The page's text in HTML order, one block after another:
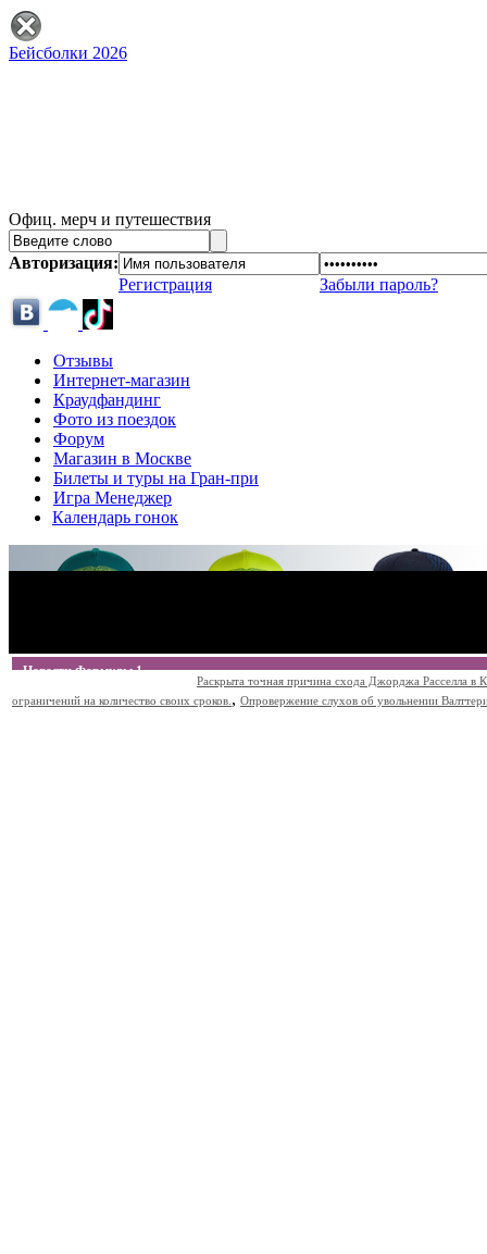
Бейсболки 2026
Офиц. мерч и путешествия
Авторизация:
Регистрация
Забыли пароль?
Отзывы
Интернет-магазин
Краудфандинг
Фото из поездок
Форум
Магазин в Москве
Билеты и туры на Гран-при
Игра Менеджер
Календарь гонок
Новости Формулы 1
Раскрыта точная причина схода Джорджа Расселла в
ограничений на количество своих сроков. , Опровержение слухов об увольнении